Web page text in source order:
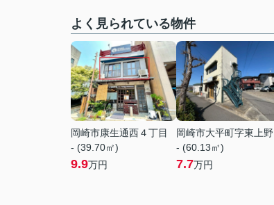
よく見られている物件
岡崎市康生通西４丁目
- (39.70㎡)
9.9万円
岡崎市大平町字東上野
- (60.13㎡)
7.7万円